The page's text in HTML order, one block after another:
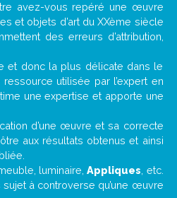
avez-vous repéré une œuvre
et objets d’art du XXème siècle
des erreurs d’attribution,
et donc la plus délicate dans le
utilisée par l’expert en
une expertise et apporte une
d’une œuvre et sa correcte
aux résultats obtenus et ainsi
luminaire,Appliques , etc.
à controverse qu’une œuvre